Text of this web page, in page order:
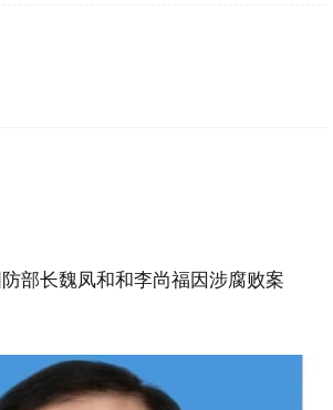
部长魏凤和和李尚福因涉腐败案